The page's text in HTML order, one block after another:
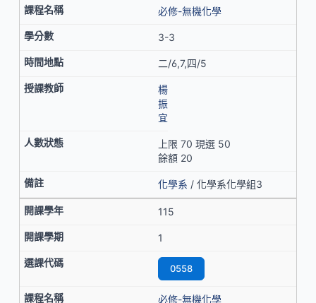
必修-無機化學
3-3
二/6,7,四/5
楊
振
宜
上限 70 現選 50
餘額 20
化學系 / 化學系化學組3
115
1
0558
必修-無機化學